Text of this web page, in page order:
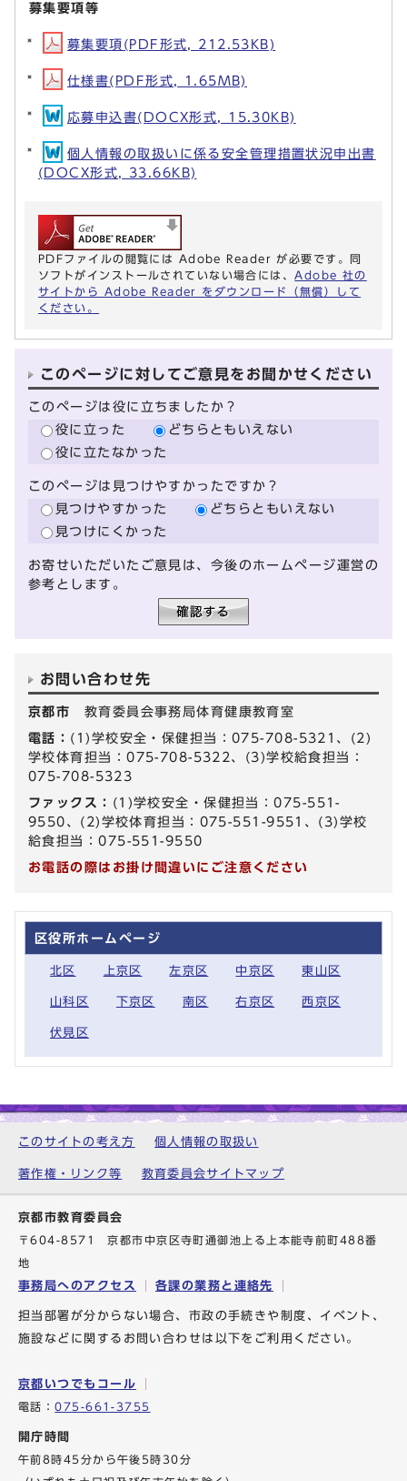
募集要項等
募集要項(PDF形式, 212.53KB)
仕様書(PDF形式, 1.65MB)
応募申込書(DOCX形式, 15.30KB)
個人情報の取扱いに係る安全管理措置状況申出書
(DOCX形式, 33.66KB)
PDFファイルの閲覧には Adobe Reader が必要です。同
ソフトがインストールされていない場合には、 Adobe 社の
サイトから Adobe Reader をダウンロード（無償）して
ください。
このページに対してご意見をお聞かせください
このページは役に立ちましたか？
役に立った
どちらともいえない
役に立たなかった
このページは見つけやすかったですか？
見つけやすかった
どちらともいえない
見つけにくかった
お寄せいただいたご意見は、今後のホームページ運営の
参考とします。
お問い合わせ先
京都市 教育委員会事務局体育健康教育室
電話： (1)学校安全・保健担当：075-708-5321、(2)
学校体育担当：075-708-5322、(3)学校給食担当：
075-708-5323
ファックス： (1)学校安全・保健担当：075-551-
9550、(2)学校体育担当：075-551-9551、(3)学校
給食担当：075-551-9550
お電話の際はお掛け間違いにご注意ください
区役所ホームページ
北区 上京区 左京区 中京区 東山区
山科区 下京区 南区 右京区 西京区
伏見区
このサイトの考え方 個人情報の取扱い
著作権・リンク等 教育委員会サイトマップ
京都市教育委員会
〒604-8571 京都市中京区寺町通御池上る上本能寺前町488番
地
事務局へのアクセス 各課の業務と連絡先
担当部署が分からない場合、市政の手続きや制度、イベント、
施設などに関するお問い合わせは以下をご利用ください。
京都いつでもコール
電話：075-661-3755
開庁時間
午前8時45分から午後5時30分